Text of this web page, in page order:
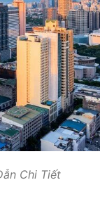
Chi Tiết